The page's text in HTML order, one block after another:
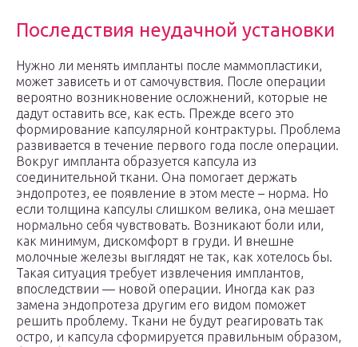
Последствия неудачной установки
Нужно ли менять импланты после маммопластики,
может зависеть и от самочувствия. После операции
вероятно возникновение осложнений, которые не
дадут оставить все, как есть. Прежде всего это
формирование капсулярной контрактуры. Проблема
развивается в течение первого года после операции.
Вокруг импланта образуется капсула из
соединительной ткани. Она помогает держать
эндопротез, ее появление в этом месте – норма. Но
если толщина капсулы слишком велика, она мешает
нормально себя чувствовать. Возникают боли или,
как минимум, дискомфорт в груди. И внешне
молочные железы выглядят не так, как хотелось бы.
Такая ситуация требует извлечения имплантов,
впоследствии — новой операции. Иногда как раз
замена эндопротеза другим его видом поможет
решить проблему. Ткани не будут реагировать так
остро, и капсула сформируется правильным образом,